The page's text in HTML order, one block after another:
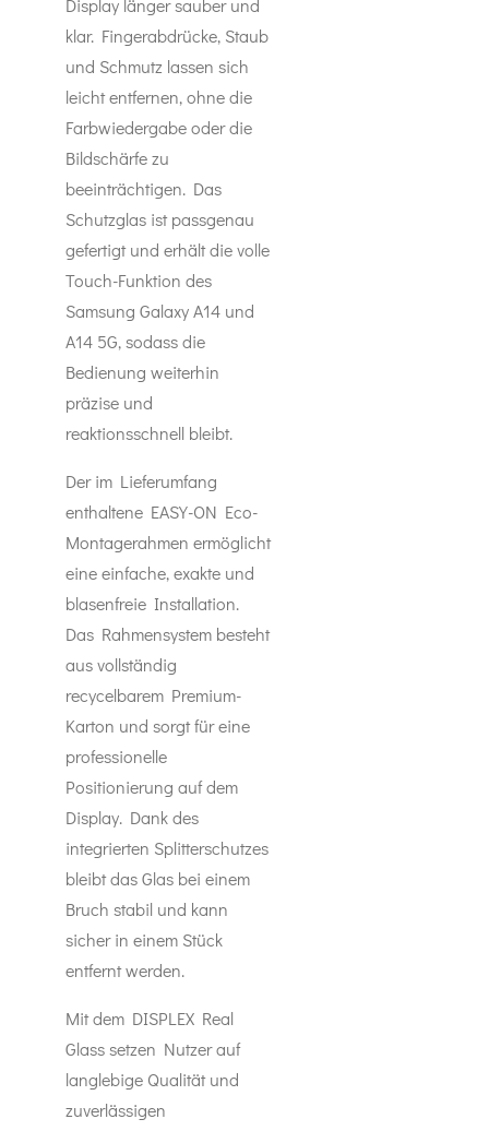
Display länger sauber und
klar. Fingerabdrücke, Staub
und Schmutz lassen sich
leicht entfernen, ohne die
Farbwiedergabe oder die
Bildschärfe zu
beeinträchtigen. Das
Schutzglas ist passgenau
gefertigt und erhält die volle
Touch-Funktion des
Samsung Galaxy A14 und
A14 5G, sodass die
Bedienung weiterhin
präzise und
reaktionsschnell bleibt.
Der im Lieferumfang
enthaltene EASY-ON Eco-
Montagerahmen ermöglicht
eine einfache, exakte und
blasenfreie Installation.
Das Rahmensystem besteht
aus vollständig
recycelbarem Premium-
Karton und sorgt für eine
professionelle
Positionierung auf dem
Display. Dank des
integrierten Splitterschutzes
bleibt das Glas bei einem
Bruch stabil und kann
sicher in einem Stück
entfernt werden.
Mit dem DISPLEX Real
Glass setzen Nutzer auf
langlebige Qualität und
zuverlässigen